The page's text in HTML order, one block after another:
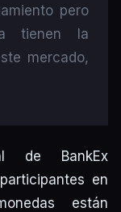
pero
tienen la
mercado,
de BankEx
en
están